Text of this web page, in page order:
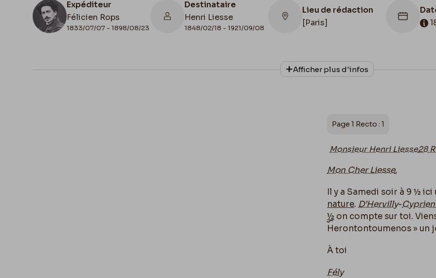
Expéditeur
Félicien Rops
1833/07/07 - 1898/08/23
Destinataire
Henri Liesse
1848/02/18 - 1921/09/08
Lieu de rédaction
[Paris]
Cachet d'envoi
1879/11/14
Afficher plus d'infos
Page 1 Recto : 1
Monsieur Henri Liesse28
Mon Cher Liesse,
Il y a Samedi soir à 9 ½
nature. D’Hervilly-
½ on compte sur toi.
Herontontoumenos » un
À toi
Fély